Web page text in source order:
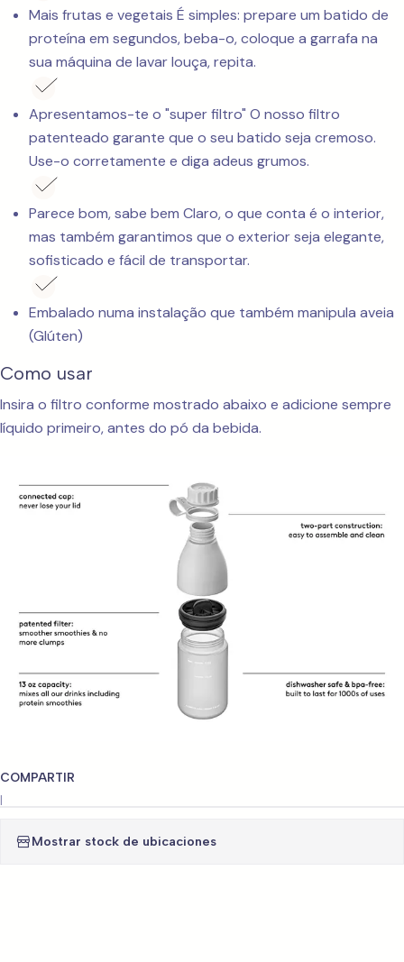
Mais frutas e vegetais É simples: prepare um batido de
proteína em segundos, beba-o, coloque a garrafa na
sua máquina de lavar louça, repita.
Apresentamos-te o "super filtro" O nosso filtro
patenteado garante que o seu batido seja cremoso.
Use-o corretamente e diga adeus grumos.
Parece bom, sabe bem Claro, o que conta é o interior,
mas também garantimos que o exterior seja elegante,
sofisticado e fácil de transportar.
Embalado numa instalação que também manipula aveia
(Glúten)
Como usar
Insira o filtro conforme mostrado abaixo e adicione sempre
líquido primeiro, antes do pó da bebida.
COMPARTIR
|
Mostrar stock de ubicaciones